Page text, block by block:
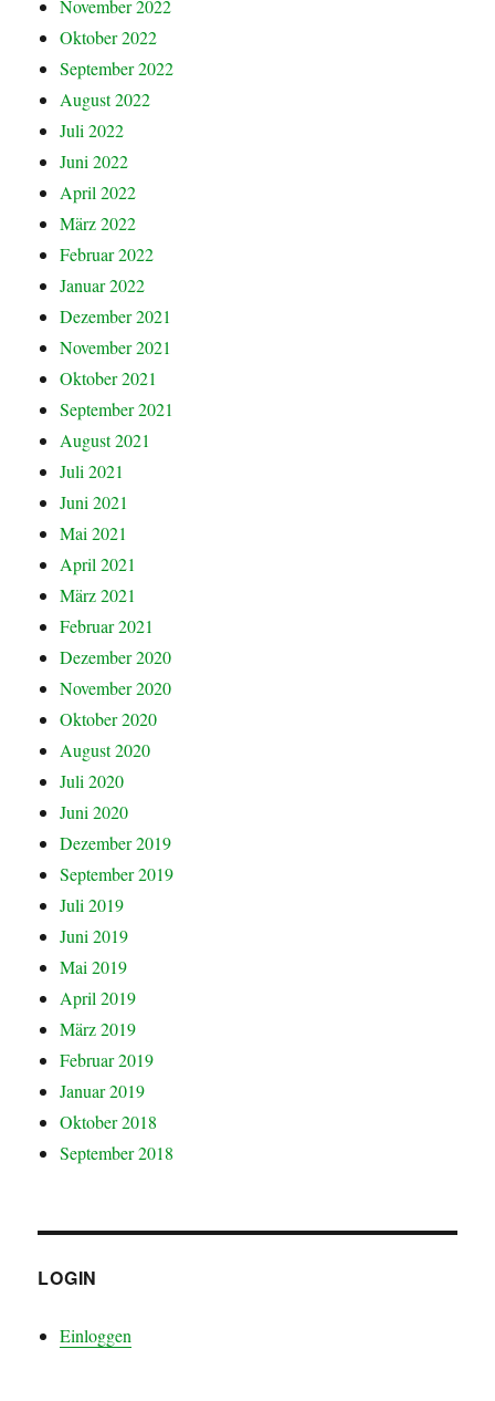
November 2022
Oktober 2022
September 2022
August 2022
Juli 2022
Juni 2022
April 2022
März 2022
Februar 2022
Januar 2022
Dezember 2021
November 2021
Oktober 2021
September 2021
August 2021
Juli 2021
Juni 2021
Mai 2021
April 2021
März 2021
Februar 2021
Dezember 2020
November 2020
Oktober 2020
August 2020
Juli 2020
Juni 2020
Dezember 2019
September 2019
Juli 2019
Juni 2019
Mai 2019
April 2019
März 2019
Februar 2019
Januar 2019
Oktober 2018
September 2018
LOGIN
Einloggen